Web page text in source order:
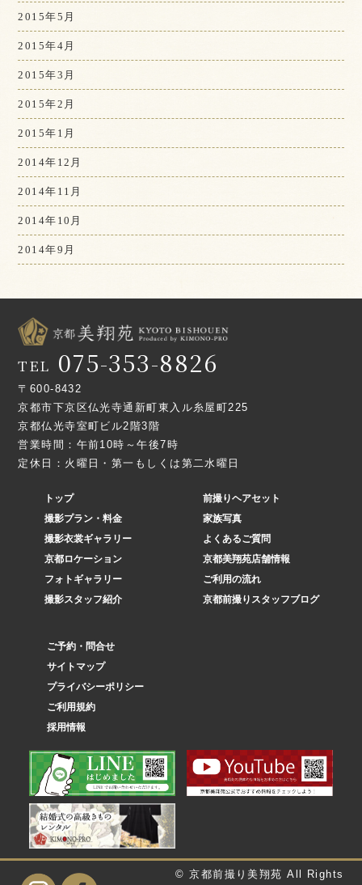
2015年5月
2015年4月
2015年3月
2015年2月
2015年1月
2014年12月
2014年11月
2014年10月
2014年9月
TEL 075-353-8826
〒600-8432
京都市下京区仏光寺通新町東入ル糸屋町225
京都仏光寺室町ビル2階3階
営業時間：午前10時～午後7時
定休日：火曜日・第一もしくは第二水曜日
トップ
撮影プラン・料金
撮影衣裳ギャラリー
京都ロケーション
フォトギャラリー
撮影スタッフ紹介
前撮りヘアセット
家族写真
よくあるご質問
京都美翔苑店舗情報
ご利用の流れ
京都前撮りスタッフブログ
ご予約・問合せ
サイトマップ
プライバシーポリシー
ご利用規約
採用情報
© 京都前撮り美翔苑 All Rights